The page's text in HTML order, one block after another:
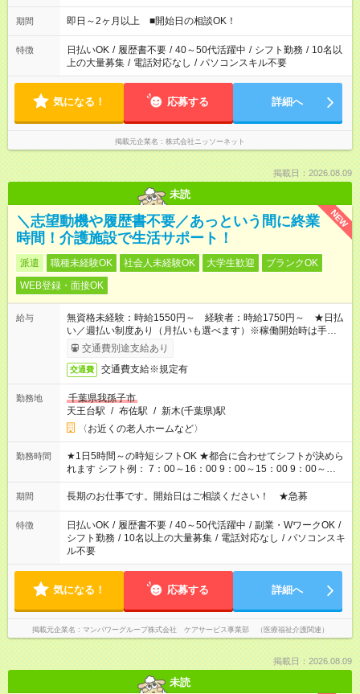
期間 即日～2ヶ月以上 ■開始日の相談OK！
特徴 日払いOK / 履歴書不要 / 40～50代活躍中 / シフト勤務 / 10名以
上の大量募集 / 電話対応なし / パソコンスキル不要
気になる！ 応募する 詳細へ
掲載元企業名 株式会社ニッソーネット
掲載日：2026.08.09
未読
NEW
＼志望動機や履歴書不要／あっという間に終業
時間！介護施設で生活サポート！
派遣 職種未経験OK 社会人未経験OK 大学生歓迎
ブランクOK
WEB登録・面接OK
給与
無資格未経験：時給1550円～ 経験者：時給1750円～ ★日払
い／週払い制度あり（月払いも選べます）※稼働開始時は手続き
完了次第のお支払いとなります。
交通費別途支給あり
交通費 交通費支給※規定有
勤務地
千葉県我孫子市
天王台駅 / 布佐駅 / 新木(千葉県)駅
〈お近くの老人ホームなど〉
勤務時間
★1日5時間～の時短シフトOK ★都合に合わせてシフトが決めら
れます シフト例： 7：00～16：00 9：00～15：00 9：00～
18：00 11：00～20：00 など ※Wワークの場合、他のお仕事と
合わせ週40時間超の就業はご案内できません ※法令に基づき、
派遣法（日雇い派遣の原則禁止）により、短時間・短期間の就
業はご案内が難しい場合があります
期間 長期のお仕事です。開始日はご相談ください！ ★急募
特徴 日払いOK / 履歴書不要 / 40～50代活躍中 / 副業・WワークOK /
シフト勤務 / 10名以上の大量募集 / 電話対応なし / パソコンスキ
ル不要
気になる！ 応募する 詳細へ
掲載元企業名 マンパワーグループ株式会社 ケアサービス事業部 （医療福祉介護関連）
掲載日：2026.08.09
未読